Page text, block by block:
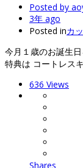
Posted by
3年 ago
Posted inカ
今月１歳のお誕生
特典は コートレス
636 Views
Shares